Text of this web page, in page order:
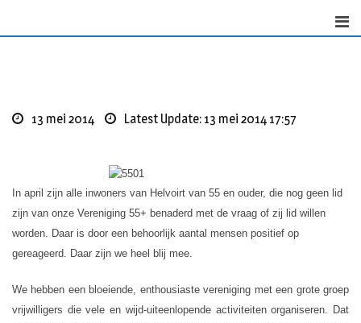
13 mei 2014 Latest Update: 13 mei 2014 17:57
In april zijn alle inwoners van Helvoirt van 55 en ouder, die nog geen lid
zijn van onze Vereniging 55+ benaderd met de vraag of zij lid willen
worden. Daar is door een behoorlijk aantal mensen positief op
gereageerd. Daar zijn we heel blij mee.
We hebben een bloeiende, enthousiaste vereniging met een grote groep
vrijwilligers die vele en wijd-uiteenlopende activiteiten organiseren. Dat